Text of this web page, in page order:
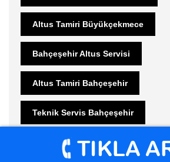
Altus Tamiri Büyükçekmece
Bahçeşehir Altus Servisi
Altus Tamiri Bahçeşehir
Teknik Servis Bahçeşehir
Güzelce Arçelik Servisi